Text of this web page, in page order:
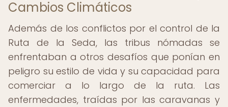
Cambios Climáticos
Además de los conflictos por el control de la
Ruta de la Seda, las tribus nómadas se
enfrentaban a otros desafíos que ponían en
peligro su estilo de vida y su capacidad para
comerciar a lo largo de la ruta. Las
enfermedades, traídas por las caravanas y